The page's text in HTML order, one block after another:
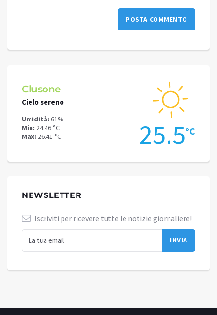
Clusone
Cielo sereno
Umidità: 61%
Min: 24.46 °C
Max: 26.41 °C 25.5°C
NEWSLETTER
Iscriviti per ricevere tutte le notizie giornaliere!